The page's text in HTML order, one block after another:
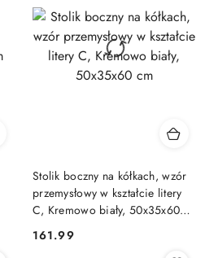
Stolik boczny na kółkach, wzór
przemysłowy w kształcie litery
C, Kremowo biały, 50x35x60
Cena:
161.99